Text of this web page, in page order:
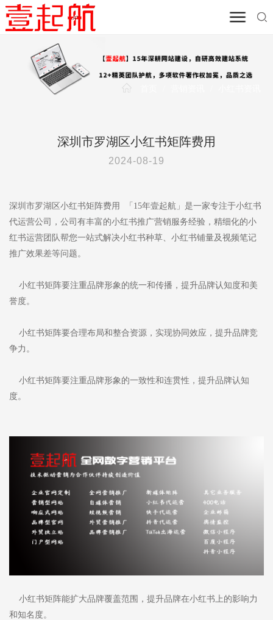
深圳市罗湖区小红书矩阵费用
2024-08-19
深圳市罗湖区小红书矩阵费用 「15年壹起航」是一家专注于小红书
代运营公司，公司有丰富的小红书推广营销服务经验，精细化的小
红书运营团队帮您一站式解决小红书种草、小红书铺量及视频笔记
推广效果差等问题。
小红书矩阵要注重品牌形象的统一和传播，提升品牌认知度和美
誉度。
小红书矩阵要合理布局和整合资源，实现协同效应，提升品牌竞
争力。
小红书矩阵要注重品牌形象的一致性和连贯性，提升品牌认知
度。
小红书矩阵能扩大品牌覆盖范围，提升品牌在小红书上的影响力
和知名度。